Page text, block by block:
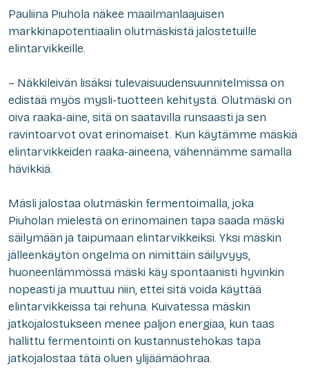
Pauliina Piuhola näkee maailmanlaajuisen
markkinapotentiaalin olutmäskistä jalostetuille
elintarvikkeille.
– Näkkileivän lisäksi tulevaisuudensuunnitelmissa on
edistää myös mysli-tuotteen kehitystä. Olutmäski on
oiva raaka-aine, sitä on saatavilla runsaasti ja sen
ravintoarvot ovat erinomaiset. Kun käytämme mäskiä
elintarvikkeiden raaka-aineena, vähennämme samalla
hävikkiä.
Mäsli jalostaa olutmäskin fermentoimalla, joka
Piuholan mielestä on erinomainen tapa saada mäski
säilymään ja taipumaan elintarvikkeiksi. Yksi mäskin
jälleenkäytön ongelma on nimittäin säilyvyys,
huoneenlämmössä mäski käy spontaanisti hyvinkin
nopeasti ja muuttuu niin, ettei sitä voida käyttää
elintarvikkeissa tai rehuna. Kuivatessa mäskin
jatkojalostukseen menee paljon energiaa, kun taas
hallittu fermentointi on kustannustehokas tapa
jatkojalostaa tätä oluen ylijäämäohraa.